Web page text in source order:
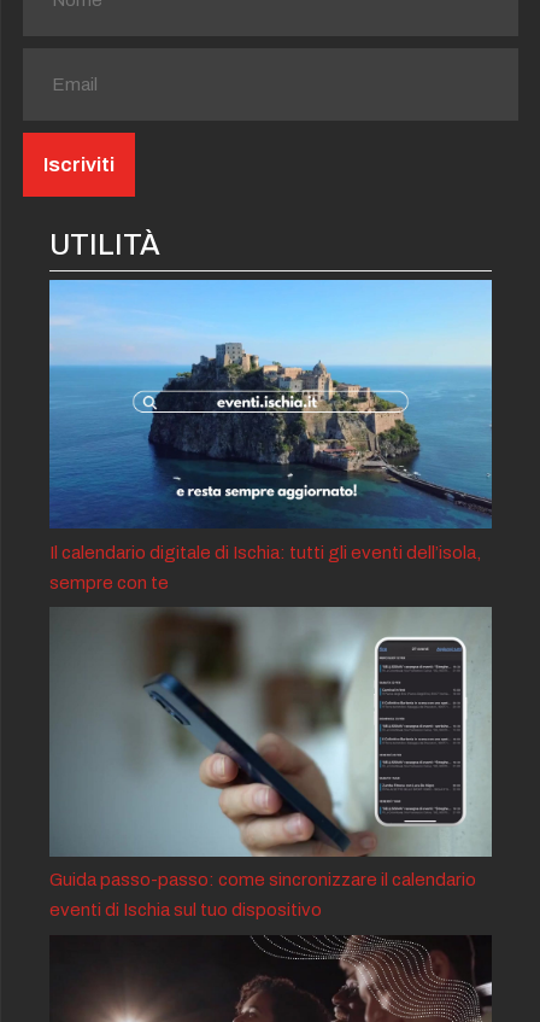
UTILITÀ
Il calendario digitale di Ischia: tutti gli eventi dell’isola,
sempre con te
Guida passo-passo: come sincronizzare il calendario
eventi di Ischia sul tuo dispositivo